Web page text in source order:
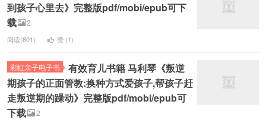
到孩子心里去》完整版pdf/mobi/epub可下
载
2
阅读(801) 赞 (1)
彩虹亲子电子书
有效育儿书籍 马利琴《叛逆
期孩子的正面管教:换种方式爱孩子,帮孩子赶
走叛逆期的躁动》完整版pdf/mobi/epub可
下载
2